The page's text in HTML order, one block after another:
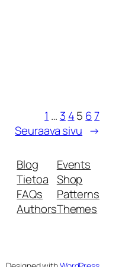
1 … 3 45 67
Seuraava sivu →
Blog
Tietoa
FAQs
Authors
Events
Shop
Patterns
Themes